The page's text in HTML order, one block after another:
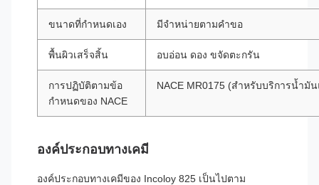
ขนาดที่กำหนดเอง มีจำหน่ายตามคำขอ
พื้นผิวเสร็จสิ้น อบอ่อน ดอง ขจัดตะกรัน
การปฏิบัติตามข้อ
กำหนดของ NACE
NACE MR0175 (สำหรับบริการน้ำมั
องค์ประกอบทางเคมี
องค์ประกอบทางเคมีของ Incoloy 825 เป็นไปตาม